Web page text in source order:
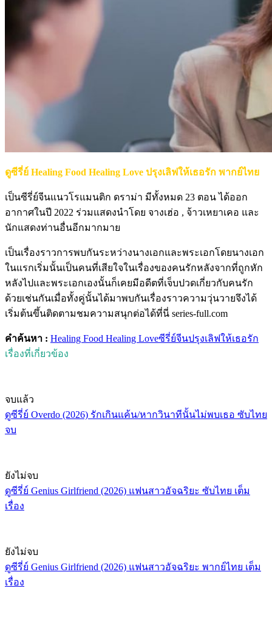
ดูซีรี่ย์ Healing Food Healing Love ปรุงเลิฟให้เธอรัก พากย์ไทย
เป็นซีรี่ย์จีนแนวโรแมนติก ดราม่า มีทั้งหมด 23 ตอน ได้ออก
อากาศในปี 2022 ร่วมแสดงนำโดย จางเฮ่อ , จ้าวเหยาเคอ และ
นักแสดงท่านอื่นอีกมากมาย
เป็นเรื่องราวการพบกันระหว่างนางเอกและพระเอกโดยนางเอก
ในแรกเริ่มนั้นเป็นคนที่เสียใจในเรื่องของคนรักหลังจากที่ถูกหัก
หลังไปและพระเอกเองนั้นก็เคยมีอดีตที่เจ็บปวดเกี่ยวกับคนรัก
ด้วยเช่นกันเมื่อทั้งคู่นั้นได้มาพบกันเรื่องราวความวุ่นวายจึงได้
เริ่มต้นขึ้นติดตามชมความสนุกต่อได้ที่นี่ series-full.com
คำค้นหา : Healing Food Healing Loveซีรี่ย์จีนปรุงเลิฟให้เธอรัก
เรื่องที่เกี่ยวข้อง
จบแล้ว
ดูซีรี่ย์ Overdo (2026) รักเกินแค้น/หากวินาทีนั้นไม่พบเธอ ซับไทย
จบ
ยังไม่จบ
ดูซีรี่ย์ Genius Girlfriend (2026) แฟนสาวอัจฉริยะ ซับไทย เต็ม
เรื่อง
ยังไม่จบ
ดูซีรี่ย์ Genius Girlfriend (2026) แฟนสาวอัจฉริยะ พากย์ไทย เต็ม
เรื่อง